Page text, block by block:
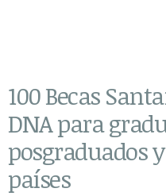
100 Becas
DNA para
posgraduados
países